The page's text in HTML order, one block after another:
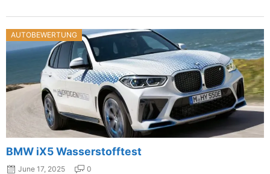
AUTOBEWERTUNG
BMW iX5 Wasserstofftest
June 17, 2025 0